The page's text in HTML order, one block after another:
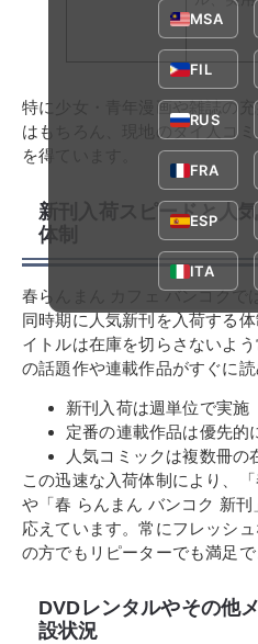
特に少女・青年漫画や雑誌の
はもちろん、現地のタイ人コ
を得ています。
新刊入荷スピードと人
体制
春らんまん カフェ バンコクで
同時期に人気新刊を入荷する
イトルは在庫を切らさないよ
の話題作や連載作品がすぐに読
新刊入荷は週単位で実施
定番の連載作品は優先的
人気コミックは複数冊の
この迅速な入荷体制により、
や「春 らんまん バンコク 新
応えています。常にフレッシ
の方でもリピーターでも満足で
DVDレンタルやその他
設状況
MSA
FIL
RUS
FRA
ESP
ITA